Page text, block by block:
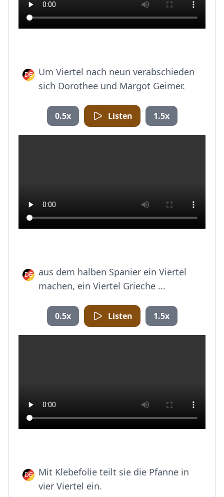
Um Viertel nach neun verabschieden
sich Dorothee und Margot Geimer.
0.5x Listen 1.5x
aus dem halben Spanier ein Viertel
machen, ein Viertel Grieche ...
0.5x Listen 1.5x
Mit Klebefolie teilt sie die Pfanne in
vier Viertel ein.